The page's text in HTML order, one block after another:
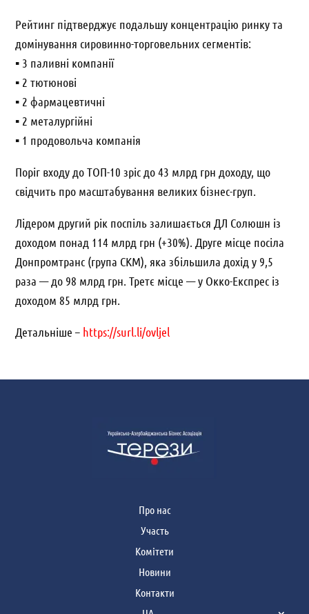
Рейтинг підтверджує подальшу концентрацію ринку та
домінування сировинно-торговельних сегментів:
▪️ 3 паливні компанії
▪️ 2 тютюнові
▪️ 2 фармацевтичні
▪️ 2 металургійні
▪️ 1 продовольча компанія
Поріг входу до ТОП-10 зріс до 43 млрд грн доходу, що
свідчить про масштабування великих бізнес-груп.
Лідером другий рік поспіль залишається ДЛ Солюшн із
доходом понад 114 млрд грн (+30%). Друге місце посіла
Донпромтранс (група СКМ), яка збільшила дохід у 9,5
раза — до 98 млрд грн. Третє місце — у Окко-Експрес із
доходом 85 млрд грн.
Детальніше – https://surl.li/ovljel
Про нас
Участь
Комітети
Новини
Контакти